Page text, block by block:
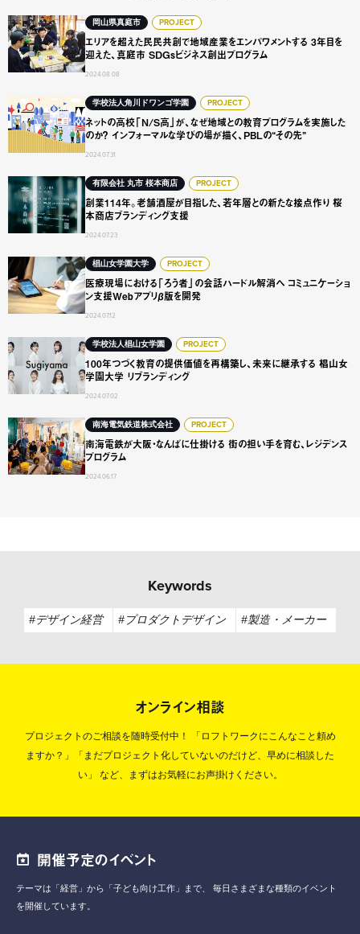
岡山県真庭市 PROJECT
エリアを超えた民民共創で地域産業をエンパワメントする 3年目を
迎えた、真庭市 SDGsビジネス創出プログラム
2024.08.08
エリアを超えた民民共創で地域産業をエンパワメントする
学校法人角川ドワンゴ学園 PROJECT
ネットの高校「N/S高」が、なぜ地域との教育プログラムを実施した
のか？ インフォーマルな学びの場が描く、PBLの“その先”
2024.07.31
ネットの高校「N/S高」が、なぜ地域との教育プログラム
有限会社 丸市 桜本商店 PROJECT
創業114年。老舗酒屋が目指した、若年層との新たな接点作り 桜
本商店ブランディング支援
2024.07.23
創業114年。老舗酒屋が目指した、若年層との新たな接点作
椙山女学園大学 PROJECT
医療現場における「ろう者」の会話ハードル解消へ コミュニケーショ
ン支援Webアプリβ版を開発
2024.07.12
医療現場における「ろう者」の会話ハードル解消へ コミュ
学校法人椙山女学園 PROJECT
100年つづく教育の提供価値を再構築し、未来に継承する 椙山女
学園大学 リブランディング
2024.07.02
100年つづく教育の提供価値を再構築し、未来に継承する
南海電気鉄道株式会社 PROJECT
南海電鉄が大阪・なんばに仕掛ける 街の担い手を育む、レジデンス
プログラム
2024.06.17
南海電鉄が大阪・なんばに仕掛ける 街の担い手を育む、レ
Keywords
#デザイン経営 #プロダクトデザイン #製造・メーカー
オンライン相談
プロジェクトのご相談を随時受付中！
「ロフトワークにこんなこと頼め
ますか？」「まだプロジェクト化していないのだけど、早めに相談した
い」
など、まずはお気軽にお声掛けください。
開催予定のイベント
テーマは「経営」から「子ども向け工作」まで、
毎日さまざまな種類のイベント
を開催しています。